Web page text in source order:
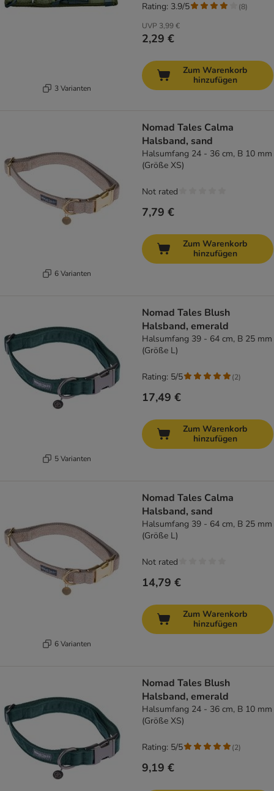
3 Varianten
UVP 3,99 €
2,29 €
Rating: 3.9/5 (8)
Zum Warenkorb
hinzufügen
6 Varianten
Nomad Tales Calma
Halsband, sand
Halsumfang 24 - 36 cm, B 10 mm
(Größe XS)
7,79 €
Not rated
Zum Warenkorb
hinzufügen
5 Varianten
Nomad Tales Blush
Halsband, emerald
Halsumfang 39 - 64 cm, B 25 mm
(Größe L)
17,49 €
Rating: 5/5 (2)
Zum Warenkorb
hinzufügen
6 Varianten
Nomad Tales Calma
Halsband, sand
Halsumfang 39 - 64 cm, B 25 mm
(Größe L)
14,79 €
Not rated
Zum Warenkorb
hinzufügen
Nomad Tales Blush
Halsband, emerald
Halsumfang 24 - 36 cm, B 10 mm
(Größe XS)
9,19 €
Rating: 5/5 (2)